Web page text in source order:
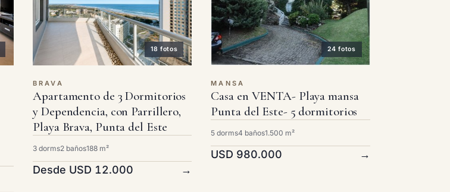
18 fotos
BRAVA
Apartamento de 3 Dormitorios
y Dependencia, con Parrillero,
Playa Brava, Punta del Este
3 dorms2 baños188 m²
Desde USD 12.000 →
24 fotos
MANSA
Casa en VENTA- Playa mansa
Punta del Este- 5 dormitorios
5 dorms4 baños1.500 m²
USD 980.000 →